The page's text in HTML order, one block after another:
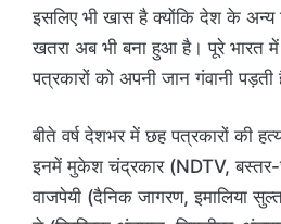
इसलिए भी खास है क्योंकि देश के अन्य
खतरा अब भी बना हुआ है। पूरे
पत्रकारों को अपनी जान गंवानी पड़ती
बीते वर्ष देशभर में छह पत्रकारों की
इनमें मुकेश चंद्रकार (NDTV, बस्तर-
वाजपेयी (दैनिक जागरण, इमालिया